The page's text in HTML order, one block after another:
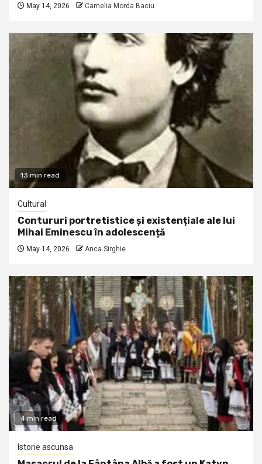
May 14, 2026 Camelia Morda Baciu
13 min read
Cultural
Contururi portretistice și existențiale ale lui
Mihai Eminescu în adolescență
May 14, 2026 Anca Sirghie
4 min read
Istorie ascunsa